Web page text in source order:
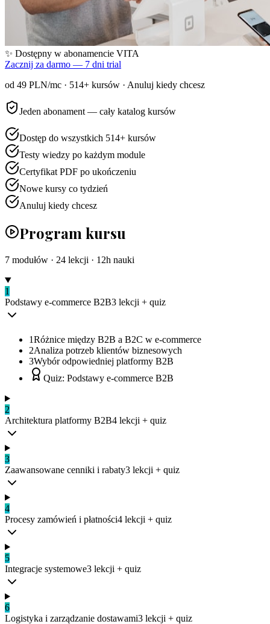
✨ Dostępny w abonamencie VITA
Zacznij za darmo — 7 dni trial
od 49 PLN/mc · 514+ kursów · Anuluj kiedy chcesz
Jeden abonament — cały katalog kursów
Dostęp do wszystkich 514+ kursów
Testy wiedzy po każdym module
Certyfikat PDF po ukończeniu
Nowe kursy co tydzień
Anuluj kiedy chcesz
Program kursu
7 modułów · 24 lekcji · 12h nauki
1
Podstawy e-commerce B2B3 lekcji + quiz
1Różnice między B2B a B2C w e-commerce
2Analiza potrzeb klientów biznesowych
3Wybór odpowiedniej platformy B2B
Quiz: Podstawy e-commerce B2B
2
Architektura platformy B2B4 lekcji + quiz
3
Zaawansowane cenniki i rabaty3 lekcji + quiz
4
Procesy zamówień i płatności4 lekcji + quiz
5
Integracje systemowe3 lekcji + quiz
6
Logistyka i zarządzanie dostawami3 lekcji + quiz